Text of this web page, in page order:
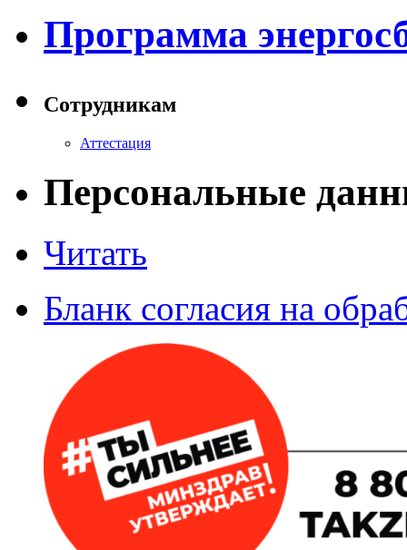
Программа
Сотрудникам
Аттестация
Персональные
Читать
Бланк согласия на